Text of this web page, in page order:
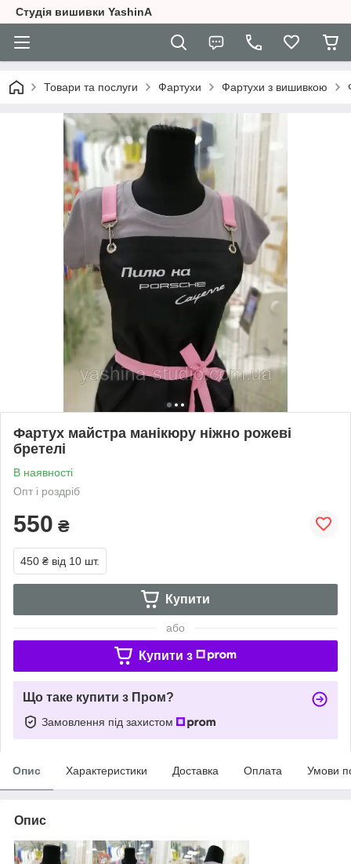
Студія вишивки YashinA
Товари та послуги Фартухи Фартухи з вишивкою
Фартух майстра манікюру ніжно рожеві
бретелі
В наявності
Опт і роздріб
550 ₴
450 ₴ від 10 шт.
Купити
або
Купити з
Що таке купити з Пром?
Замовлення під захистом
Опис Характеристики Доставка Оплата Умови
Опис